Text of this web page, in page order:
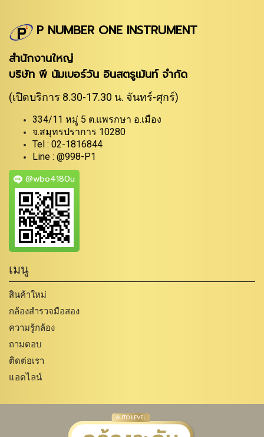
P NUMBER ONE INSTRUMENT
สำนักงานใหญ่
บริษัท พี นัมเบอร์วัน อินสตรูเม้นท์ จำกัด
(เปิดบริการ 8.30-17.30 น. จันทร์-ศุกร์)
334/11 หมู่ 5 ต.แพรกษา อ.เมือง
จ.สมุทรปราการ 10280
Tel : 02-1816844
Line : @998-P1
@wbo4180u
เมนู
สินค้าใหม่
กล้องสำรวจมือสอง
ความรู้กล้อง
ถามตอบ
ติดต่อเรา
แอดไลน์